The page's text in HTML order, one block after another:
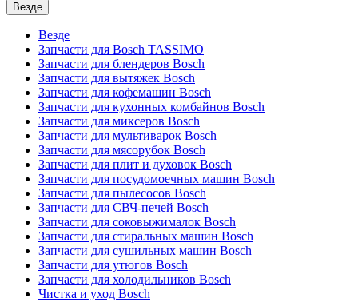
Везде
Везде
Запчасти для Bosch TASSIMO
Запчасти для блендеров Bosch
Запчасти для вытяжек Bosch
Запчасти для кофемашин Bosch
Запчасти для кухонных комбайнов Bosch
Запчасти для миксеров Bosch
Запчасти для мультиварок Bosch
Запчасти для мясорубок Bosch
Запчасти для плит и духовок Bosch
Запчасти для посудомоечных машин Bosch
Запчасти для пылесосов Bosch
Запчасти для СВЧ-печей Bosch
Запчасти для соковыжималок Bosch
Запчасти для стиральных машин Bosch
Запчасти для сушильных машин Bosch
Запчасти для утюгов Bosch
Запчасти для холодильников Bosch
Чистка и уход Bosch